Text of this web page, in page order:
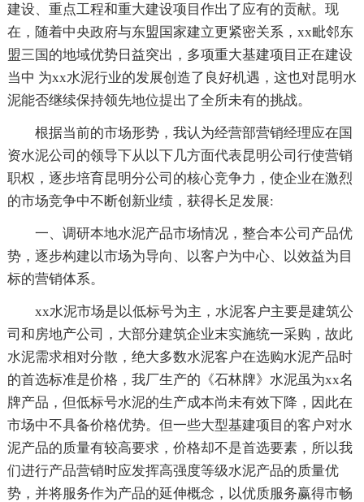
建设、重点工程和重大建设项目作出了应有的贡献。现
在，随着中央政府与东盟国家建立更紧密关系，xx毗邻东
盟三国的地域优势日益突出，多项重大基建项目正在建设
当中 为xx水泥行业的发展创造了良好机遇，这也对昆明水
泥能否继续保持领先地位提出了全所未有的挑战。
根据当前的市场形势，我认为经营部营销经理应在国
资水泥公司的领导下从以下几方面代表昆明公司行使营销
职权，逐步培育昆明分公司的核心竞争力，使企业在激烈
的市场竞争中不断创新业绩，获得长足发展:
一、调研本地水泥产品市场情况，整合本公司产品优
势，逐步构建以市场为导向、以客户为中心、以效益为目
标的营销体系。
xx水泥市场是以低标号为主，水泥客户主要是建筑公
司和房地产公司，大部分建筑企业末实施统一采购，故此
水泥需求相对分散，绝大多数水泥客户在选购水泥产品时
的首选标准是价格，我厂生产的《石林牌》水泥虽为xx名
牌产品，但低标号水泥的生产成本尚未有效下降，因此在
市场中不具备价格优势。但一些大型基建项目的客户对水
泥产品的质量有较高要求，价格却不是首选要素，所以我
们进行产品营销时应发挥高强度等级水泥产品的质量优
势，并将服务作为产品的延伸概念，以优质服务赢得市畅